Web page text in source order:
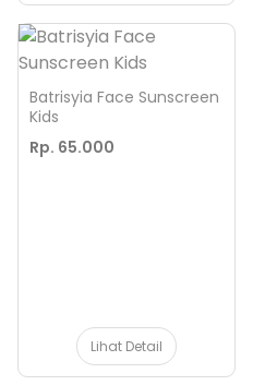
Batrisyia Face Sunscreen
Kids
Rp. 65.000
Lihat Detail